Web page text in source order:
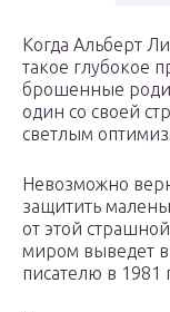
Когда Альберт
такое глубокое
брошенные
один со своей
светлым
Невозможно
защитить
от этой
миром выведет в
писателю в 1981